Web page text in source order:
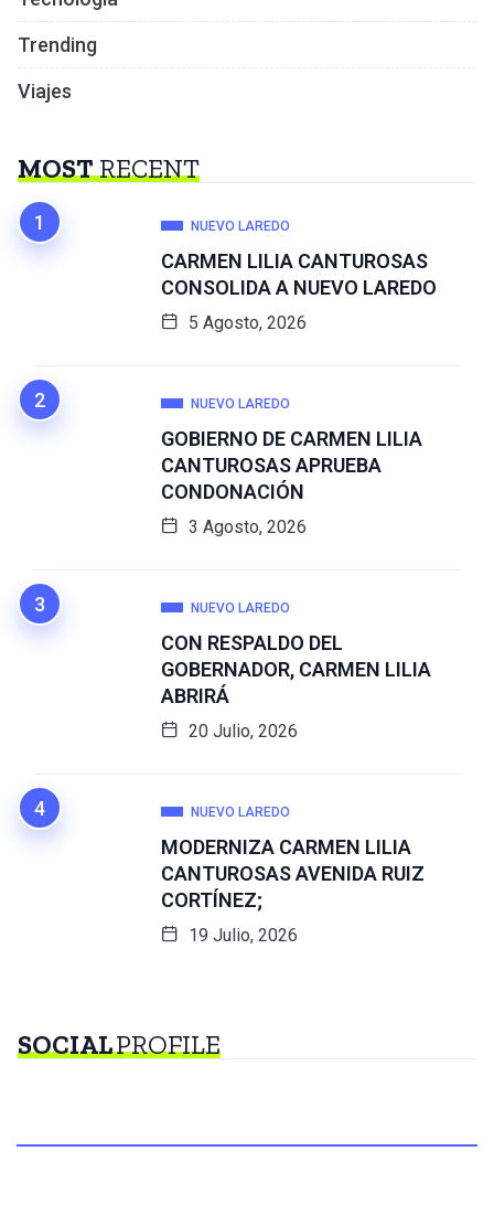
Trending
Viajes
MOSTRECENT
NUEVO LAREDO
CARMEN LILIA CANTUROSAS
CONSOLIDA A NUEVO LAREDO
5 Agosto, 2026
NUEVO LAREDO
GOBIERNO DE CARMEN LILIA
CANTUROSAS APRUEBA
CONDONACIÓN
3 Agosto, 2026
NUEVO LAREDO
CON RESPALDO DEL
GOBERNADOR, CARMEN LILIA
ABRIRÁ
20 Julio, 2026
NUEVO LAREDO
MODERNIZA CARMEN LILIA
CANTUROSAS AVENIDA RUIZ
CORTÍNEZ;
19 Julio, 2026
SOCIALPROFILE